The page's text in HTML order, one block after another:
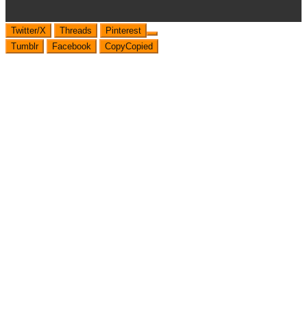
Twitter/X Threads
Pinterest
Tumblr
Facebook CopyCopied